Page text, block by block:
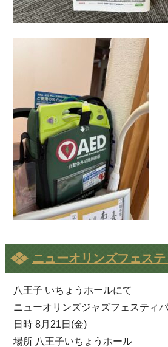
ニューオリンズフェステ
八王子 いちょうホールにて
ニューオリンズジャズフェスティ
日時 8月21日(金)
場所 八王子いちょうホール